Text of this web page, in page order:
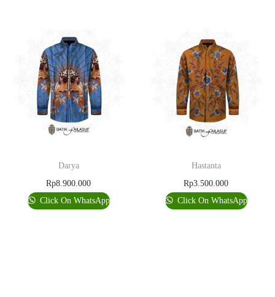
Darya
Rp8.900.000
Click On WhatsApp
Hastanta
Rp3.500.000
Click On WhatsApp